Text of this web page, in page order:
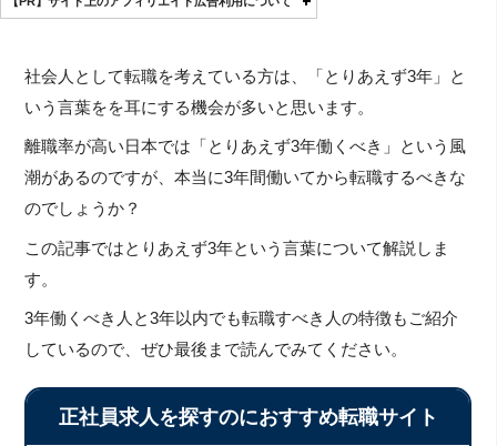
社会人として転職を考えている方は、「とりあえず3年」と
いう言葉をを耳にする機会が多いと思います。
離職率が高い日本では「とりあえず3年働くべき」という風
潮があるのですが、本当に3年間働いてから転職するべきな
のでしょうか？
この記事ではとりあえず3年という言葉について解説しま
す。
3年働くべき人と3年以内でも転職すべき人の特徴もご紹介
しているので、ぜひ最後まで読んでみてください。
正社員求人を探すのにおすすめ転職サイト